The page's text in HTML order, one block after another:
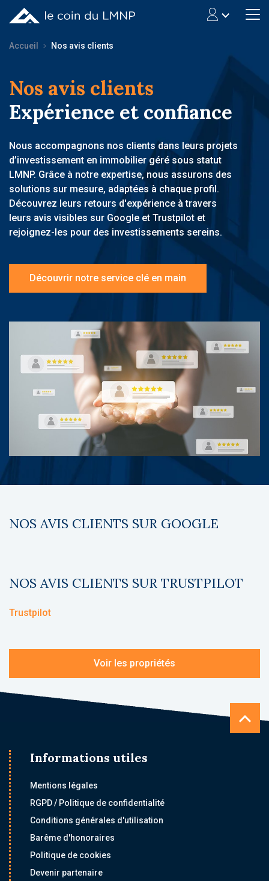
Accueil Nos avis clients
Nos avis clients
Expérience et confiance
Nous accompagnons nos clients dans leurs projets
d’investissement en immobilier géré sous statut
LMNP. Grâce à notre expertise, nous assurons des
solutions sur mesure, adaptées à chaque profil.
Découvrez leurs retours d'expérience à travers
leurs avis visibles sur Google et Trustpilot et
rejoignez-les pour des investissements sereins.
Découvrir notre service clé en main
NOS AVIS CLIENTS SUR GOOGLE
NOS AVIS CLIENTS SUR TRUSTPILOT
Trustpilot
Voir les propriétés
Informations utiles
Mentions légales
RGPD / Politique de confidentialité
Conditions générales d'utilisation
Barême d'honoraires
Politique de cookies
Devenir partenaire